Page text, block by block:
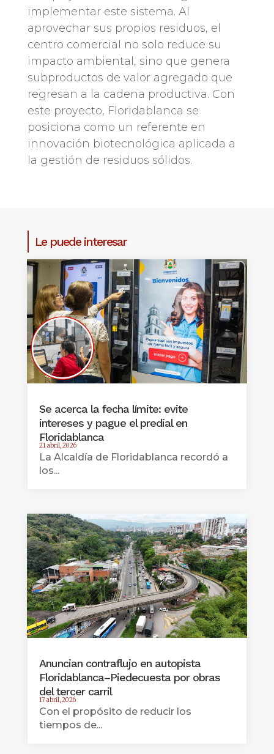
implementar este sistema. Al
aprovechar sus propios residuos, el
centro comercial no solo reduce su
impacto ambiental, sino que genera
subproductos de valor agregado que
regresan a la cadena productiva. Con
este proyecto, Floridablanca se
posiciona como un referente en
innovación biotecnológica aplicada a
la gestión de residuos sólidos.
Le puede interesar
Se acerca la fecha límite: evite
intereses y pague el predial en
Floridablanca
21 abril, 2026
La Alcaldía de Floridablanca recordó a
los...
Anuncian contraflujo en autopista
Floridablanca–Piedecuesta por obras
del tercer carril
17 abril, 2026
Con el propósito de reducir los
tiempos de...